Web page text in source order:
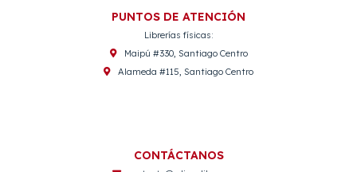
PUNTOS DE ATENCIÓN
Librerías físicas:
Maipú #330, Santiago Centro
Alameda #115, Santiago Centro
CONTÁCTANOS